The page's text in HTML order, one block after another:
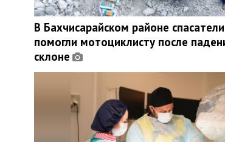
В Бахчисарайском районе спасатели
помогли мотоциклисту после
склоне